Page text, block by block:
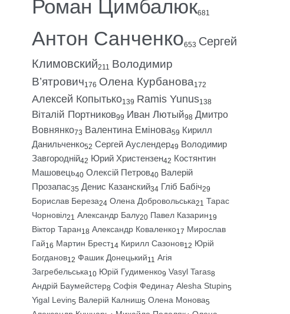
Роман Цимбалюк681
Антон Санченко653 Сергей
Климовский211 Володимир
В’ятрович176 Олена Курбанова172
Алексей Копытько139 Ramis Yunus138
Віталій Портников99 Иван Лютый98 Дмитро
Вовнянко73 Валентина Емінова59 Кирилл
Данильченко52 Сергей Ауслендер49 Володимир
Завгородній42 Юрий Христензен42 Костянтин
Машовець40 Олексій Петров40 Валерій
Прозапас35 Денис Казанский34 Гліб Бабіч29
Борислав Береза24 Олена Добровольська21 Тарас
Чорновіл21 Александр Балу20 Павел Казарин19
Віктор Таран18 Александр Коваленко17 Мирослав
Гай16 Мартин Брест14 Кирилл Сазонов12 Юрій
Богданов12 Фашик Донецький11 Агія
Загребельська10 Юрій Гудименко9 Vasyl Taras8
Андрій Баумейстер8 Софія Федина7 Alesha Stupin5
Yigal Levin5 Валерій Калниш5 Олена Монова5